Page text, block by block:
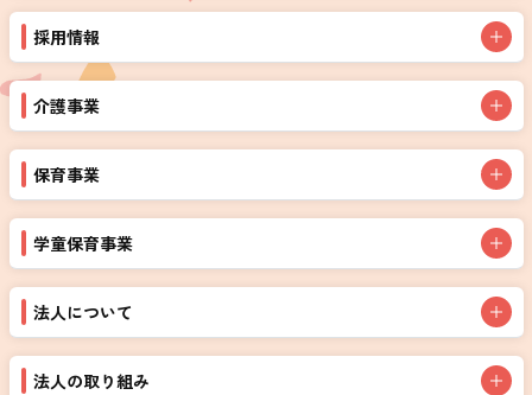
採用情報
介護事業
保育事業
学童保育事業
法人について
法人の取り組み